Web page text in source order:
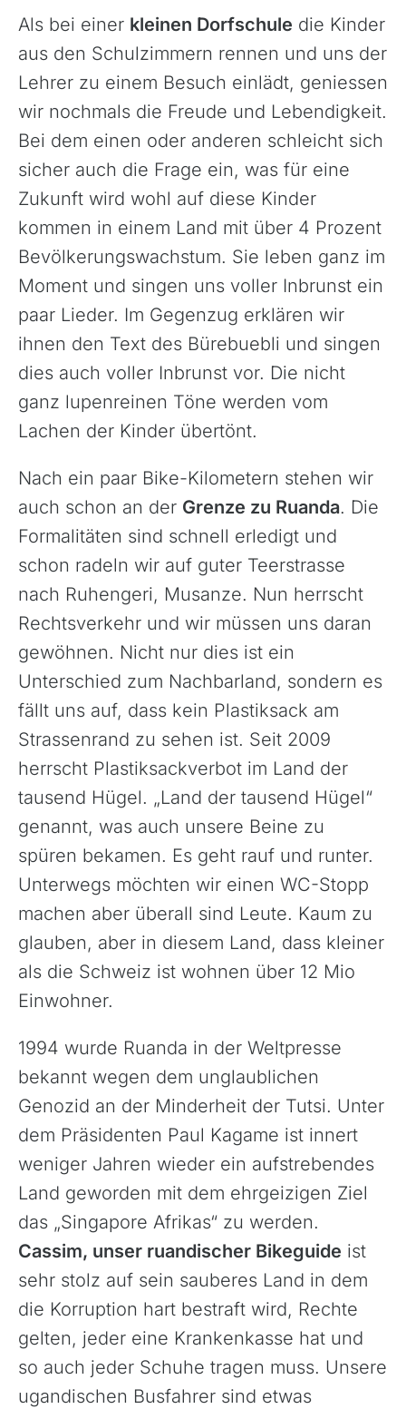
Als bei einer kleinen Dorfschule die Kinder
aus den Schulzimmern rennen und uns der
Lehrer zu einem Besuch einlädt, geniessen
wir nochmals die Freude und Lebendigkeit.
Bei dem einen oder anderen schleicht sich
sicher auch die Frage ein, was für eine
Zukunft wird wohl auf diese Kinder
kommen in einem Land mit über 4 Prozent
Bevölkerungswachstum. Sie leben ganz im
Moment und singen uns voller Inbrunst ein
paar Lieder. Im Gegenzug erklären wir
ihnen den Text des Bürebuebli und singen
dies auch voller Inbrunst vor. Die nicht
ganz lupenreinen Töne werden vom
Lachen der Kinder übertönt.
Nach ein paar Bike-Kilometern stehen wir
auch schon an der Grenze zu Ruanda. Die
Formalitäten sind schnell erledigt und
schon radeln wir auf guter Teerstrasse
nach Ruhengeri, Musanze. Nun herrscht
Rechtsverkehr und wir müssen uns daran
gewöhnen. Nicht nur dies ist ein
Unterschied zum Nachbarland, sondern es
fällt uns auf, dass kein Plastiksack am
Strassenrand zu sehen ist. Seit 2009
herrscht Plastiksackverbot im Land der
tausend Hügel. „Land der tausend Hügel“
genannt, was auch unsere Beine zu
spüren bekamen. Es geht rauf und runter.
Unterwegs möchten wir einen WC-Stopp
machen aber überall sind Leute. Kaum zu
glauben, aber in diesem Land, dass kleiner
als die Schweiz ist wohnen über 12 Mio
Einwohner.
1994 wurde Ruanda in der Weltpresse
bekannt wegen dem unglaublichen
Genozid an der Minderheit der Tutsi. Unter
dem Präsidenten Paul Kagame ist innert
weniger Jahren wieder ein aufstrebendes
Land geworden mit dem ehrgeizigen Ziel
das „Singapore Afrikas“ zu werden.
Cassim, unser ruandischer Bikeguide ist
sehr stolz auf sein sauberes Land in dem
die Korruption hart bestraft wird, Rechte
gelten, jeder eine Krankenkasse hat und
so auch jeder Schuhe tragen muss. Unsere
ugandischen Busfahrer sind etwas